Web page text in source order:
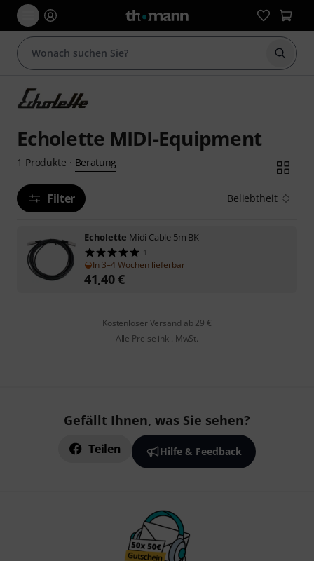
Suche
Echolette MIDI-Equipment
1 Produkte · Beratung
Filter Beliebtheit
Echolette Midi Cable 5m BK
1
In 3–4 Wochen lieferbar
41,40€
Kostenloser Versand ab 29 €
Alle Preise inkl. MwSt.
Gefällt Ihnen, was Sie sehen?
Teilen Hilfe & Feedback